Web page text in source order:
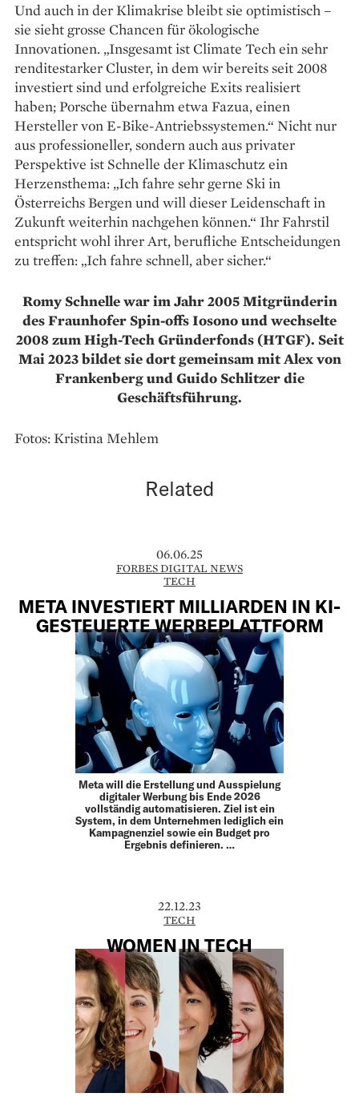
Und auch in der Klimakrise bleibt sie optimistisch –
sie sieht grosse Chancen für ökologische
Innovationen. „Insgesamt ist Climate Tech ein sehr
rendite­starker Cluster, in dem wir bereits seit 2008
investiert sind und erfolg­reiche Exits realisiert
haben; Porsche übernahm etwa Fazua, einen
Hersteller von E-Bike-Antriebssystemen.“ Nicht nur
aus professioneller, sondern auch aus privater
Perspektive ist Schnelle der Klimaschutz ein
Herzensthema: „Ich fahre sehr gerne Ski in
Österreichs Bergen und will dieser Leidenschaft in
Zukunft weiterhin nachgehen können.“ Ihr Fahrstil
entspricht wohl ihrer Art, beruf­liche Entscheidungen
zu treffen: „Ich fahre schnell, aber sicher.“
Romy Schnelle war im Jahr 2005 Mitgründerin
des Fraunhofer Spin-offs Iosono und wechselte
2008 zum High-Tech Gründerfonds (HTGF). Seit
Mai 2023 bildet sie dort gemeinsam mit Alex von
Frankenberg und Guido Schlitzer die
Geschäftsführung.
Fotos: Kristina Mehlem
Related
06.06.25
FORBES DIGITAL NEWS
TECH
META INVESTIERT MILLIARDEN IN KI-
GESTEUERTE WERBEPLATTFORM
Meta will die Erstellung und Ausspielung
digitaler Werbung bis Ende 2026
vollständig automatisieren. Ziel ist ein
System, in dem Unternehmen lediglich ein
Kampagnenziel sowie ein Budget pro
Ergebnis definieren. …
22.12.23
TECH
WOMEN IN TECH